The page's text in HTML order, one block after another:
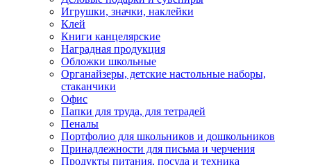
Игрушки, значки, наклейки
Клей
Книги канцелярские
Наградная продукция
Обложки школьные
Органайзеры, детские настольные наборы,
стаканчики
Офис
Папки для труда, для тетрадей
Пеналы
Портфолио для школьников и дошкольников
Принадлежности для письма и черчения
Продукты питания, посуда и техника